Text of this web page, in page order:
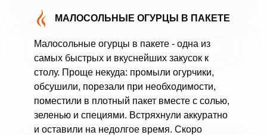
МАЛОСОЛЬНЫЕ ОГУРЦЫ В ПАКЕТЕ
Малосольные огурцы в пакете - одна из
самых быстрых и вкуснейших закусок к
столу. Проще некуда: промыли огурчики,
обсушили, порезали при необходимости,
поместили в плотный пакет вместе с солью,
зеленью и специями. Встряхнули аккуратно
и оставили на недолгое время. Скоро